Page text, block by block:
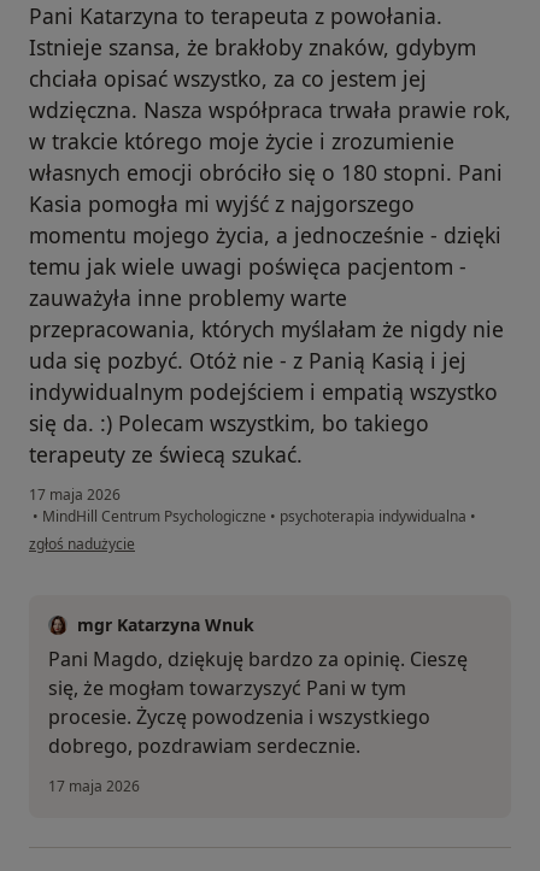
Pani Katarzyna to terapeuta z powołania.
Istnieje szansa, że brakłoby znaków, gdybym
chciała opisać wszystko, za co jestem jej
wdzięczna. Nasza współpraca trwała prawie rok,
w trakcie którego moje życie i zrozumienie
własnych emocji obróciło się o 180 stopni. Pani
Kasia pomogła mi wyjść z najgorszego
momentu mojego życia, a jednocześnie - dzięki
temu jak wiele uwagi poświęca pacjentom -
zauważyła inne problemy warte
przepracowania, których myślałam że nigdy nie
uda się pozbyć. Otóż nie - z Panią Kasią i jej
indywidualnym podejściem i empatią wszystko
się da. :) Polecam wszystkim, bo takiego
terapeuty ze świecą szukać.
17 maja 2026
• MindHill Centrum Psychologiczne • psychoterapia indywidualna •
w opinii użytkownika Magda
zgłoś nadużycie
mgr Katarzyna Wnuk
Pani Magdo, dziękuję bardzo za opinię. Cieszę
się, że mogłam towarzyszyć Pani w tym
procesie. Życzę powodzenia i wszystkiego
dobrego, pozdrawiam serdecznie.
17 maja 2026